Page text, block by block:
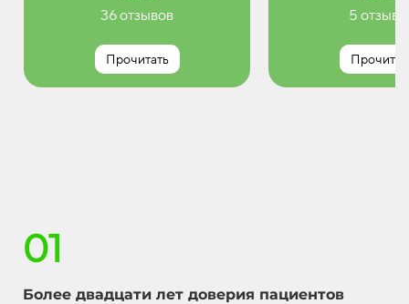
36 отзывов
Прочитать
5
01
Более двадцати лет доверия пациентов